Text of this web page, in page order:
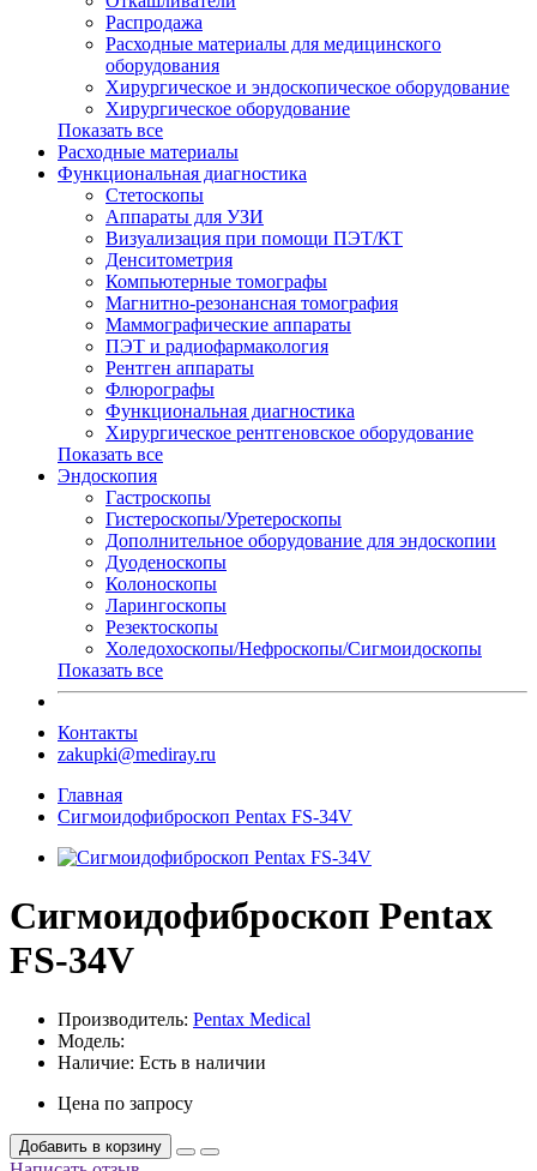
Распродажа
Расходные материалы для медицинского
оборудования
Хирургическое и эндоскопическое оборудование
Хирургическое оборудование
Показать все
Расходные материалы
Функциональная диагностика
Cтетоскопы
Аппараты для УЗИ
Визуализация при помощи ПЭТ/КТ
Денситометрия
Компьютерные томографы
Магнитно-резонансная томография
Маммографические аппараты
ПЭТ и радиофармакология
Рентген аппараты
Флюрографы
Функциональная диагностика
Хирургическое рентгеновское оборудование
Показать все
Эндоскопия
Гастроскопы
Гистероскопы/Уретероскопы
Дополнительное оборудование для эндоскопии
Дуоденоскопы
Колоноскопы
Ларингоскопы
Резектоскопы
Холедохоскопы/Нефроскопы/Сигмоидоскопы
Показать все
Контакты
zakupki@mediray.ru
Главная
Сигмоидофиброскоп Pentax FS-34V
Сигмоидофиброскоп Pentax
FS-34V
Производитель: Pentax Medical
Модель:
Наличие: Есть в наличии
Цена по запросу
Добавить в корзину